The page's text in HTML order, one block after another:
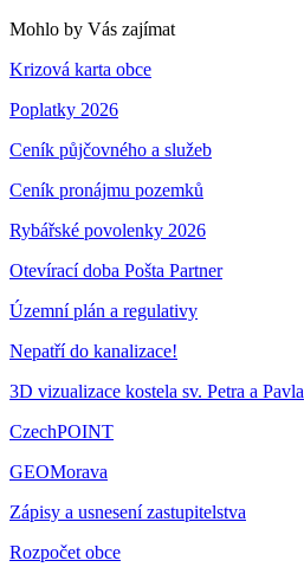
Mohlo by Vás zajímat
Krizová karta obce
Poplatky 2026
Ceník půjčovného a služeb
Ceník pronájmu pozemků
Rybářské povolenky 2026
Otevírací doba Pošta Partner
Územní plán a regulativy
Nepatří do kanalizace!
3D vizualizace kostela sv. Petra a Pavla
CzechPOINT
GEOMorava
Zápisy a usnesení zastupitelstva
Rozpočet obce